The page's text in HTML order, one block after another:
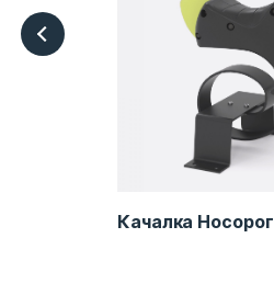
Качалка Носорог